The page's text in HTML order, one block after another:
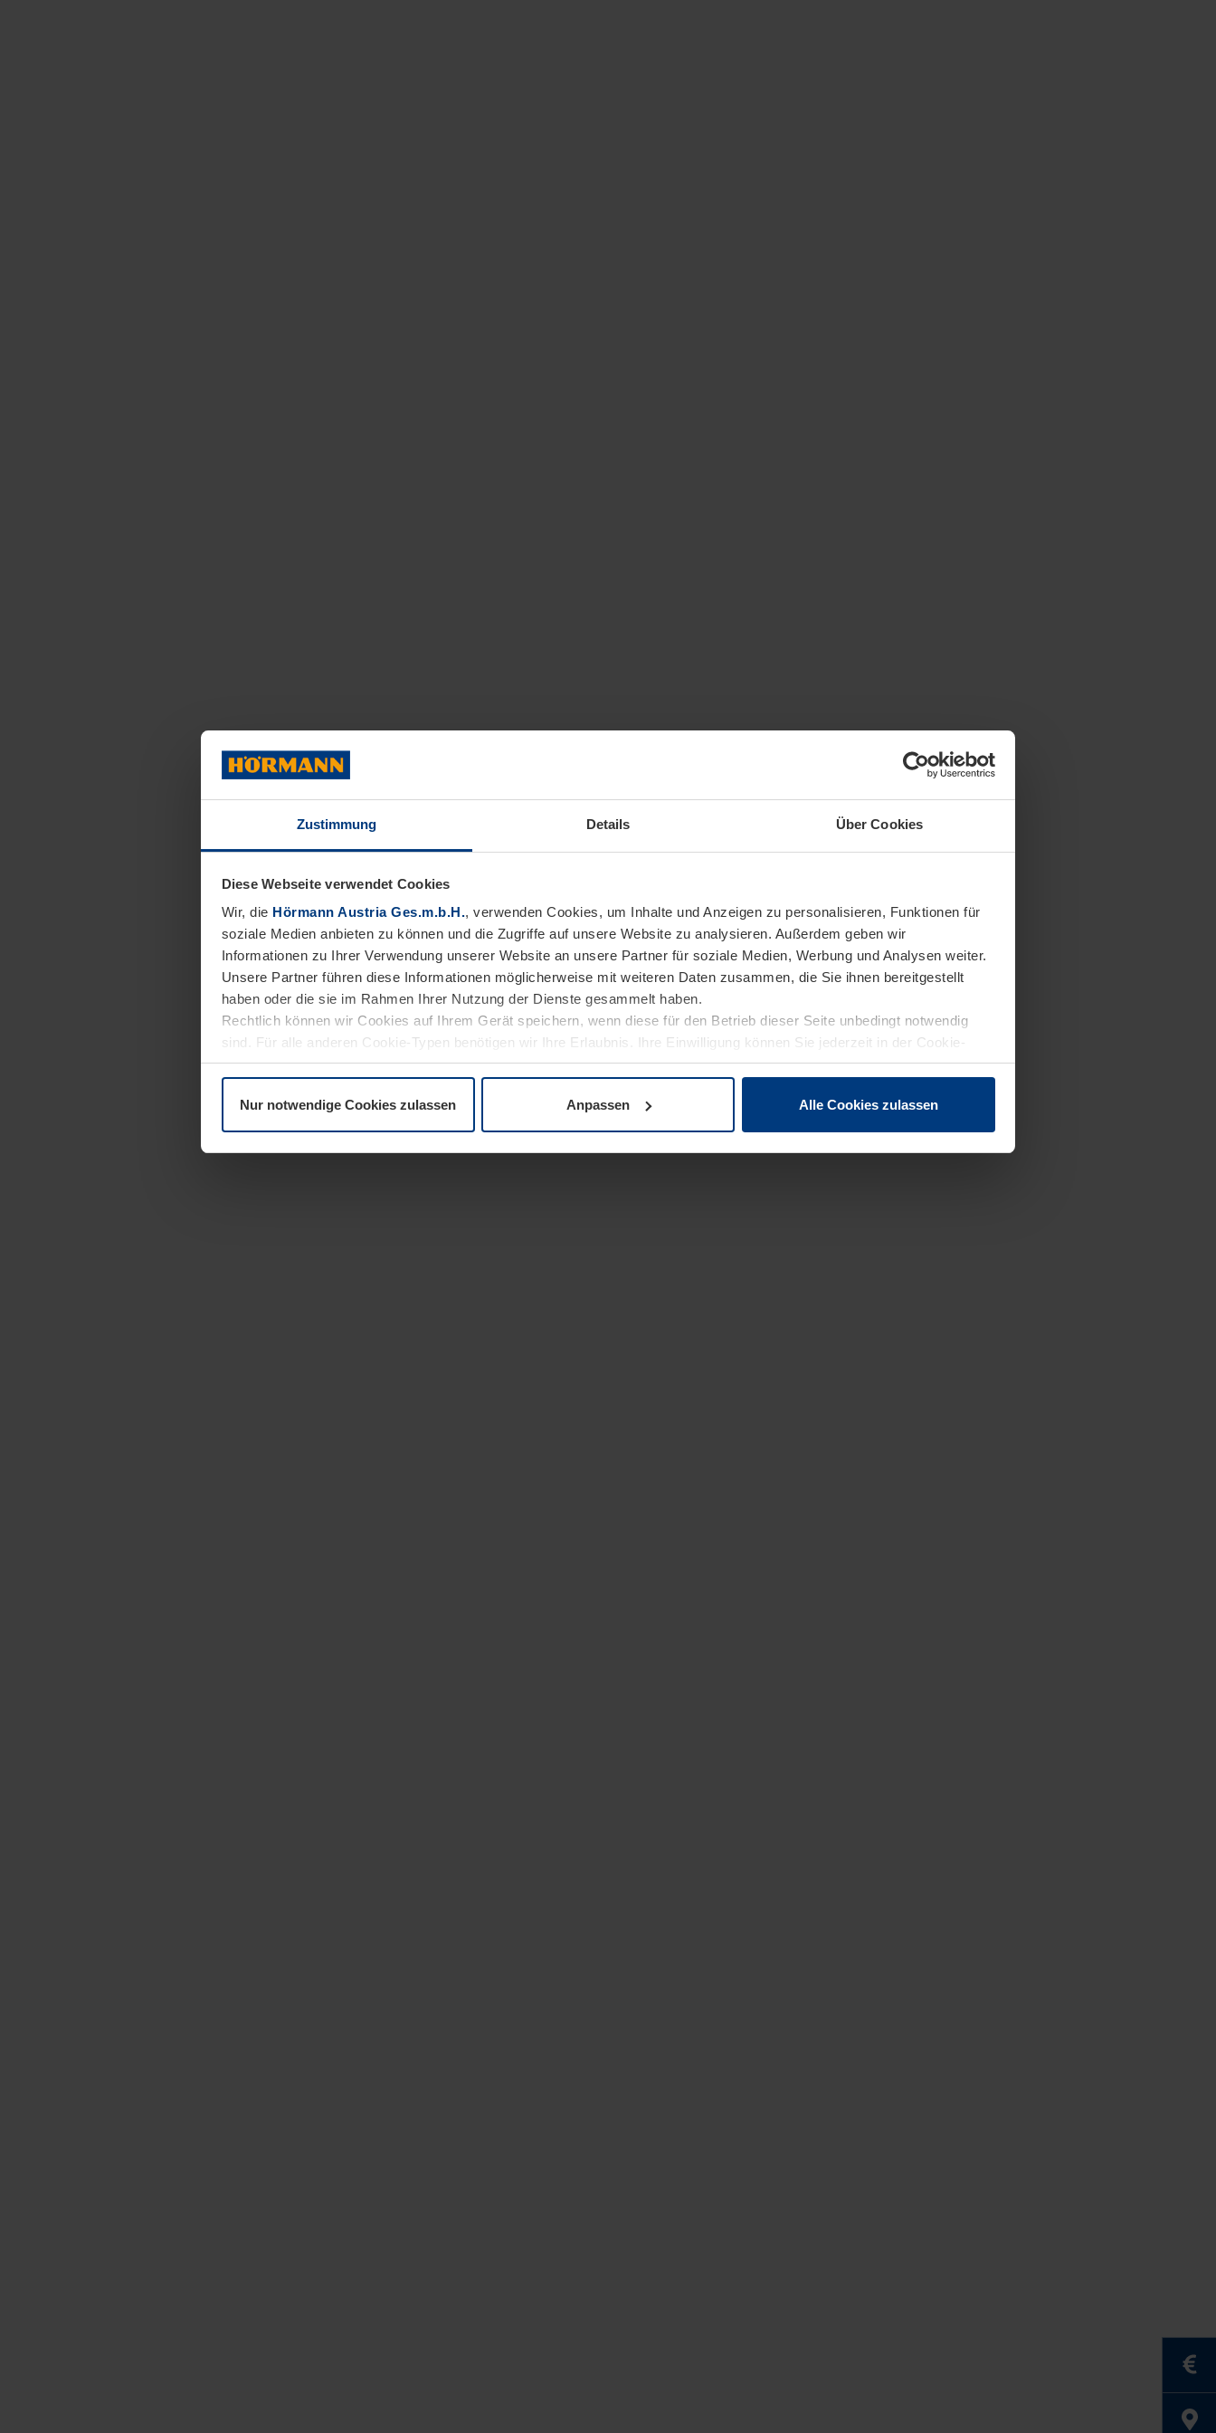
Zustimmung Details Über Cookies
Diese Webseite verwendet Cookies
Wir, die Hörmann Austria Ges.m.b.H., verwenden Cookies, um Inhalte und Anzeigen zu personalisieren, Funktionen für
soziale Medien anbieten zu können und die Zugriffe auf unsere Website zu analysieren. Außerdem geben wir
Informationen zu Ihrer Verwendung unserer Website an unsere Partner für soziale Medien, Werbung und Analysen weiter.
Unsere Partner führen diese Informationen möglicherweise mit weiteren Daten zusammen, die Sie ihnen bereitgestellt
haben oder die sie im Rahmen Ihrer Nutzung der Dienste gesammelt haben.
Rechtlich können wir Cookies auf Ihrem Gerät speichern, wenn diese für den Betrieb dieser Seite unbedingt notwendig
sind. Für alle anderen Cookie-Typen benötigen wir Ihre Erlaubnis. Ihre Einwilligung können Sie jederzeit in der Cookie-
Erläuterung auf der SeiteDatenschutzerklärungunserer Website ändern oder widerrufen.
Nur notwendige Cookies zulassen Anpassen Alle Cookies zulassen